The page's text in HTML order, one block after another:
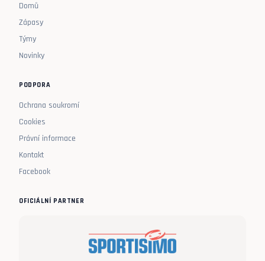
Domů
Zápasy
Týmy
Novinky
PODPORA
Ochrana soukromí
Cookies
Právní informace
Kontakt
Facebook
OFICIÁLNÍ PARTNER